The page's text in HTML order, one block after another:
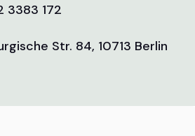
3383 172
Str. 84, 10713 Berlin